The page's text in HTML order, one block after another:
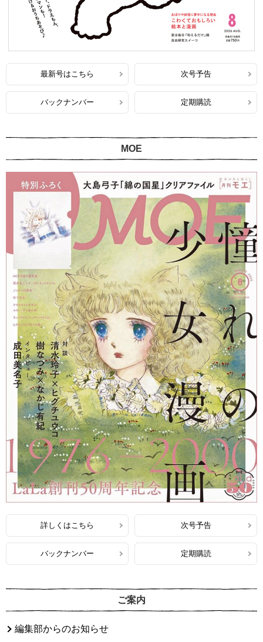
最新号はこちら 次号予告
バックナンバー 定期購読
MOE
詳しくはこちら 次号予告
バックナンバー 定期購読
ご案内
編集部からのお知らせ